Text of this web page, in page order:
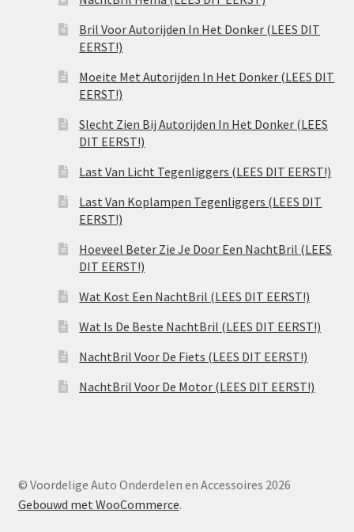
Bril Voor Autorijden In Het Donker (LEES DIT
EERST!)
Moeite Met Autorijden In Het Donker (LEES DIT
EERST!)
Slecht Zien Bij Autorijden In Het Donker (LEES
DIT EERST!)
Last Van Licht Tegenliggers (LEES DIT EERST!)
Last Van Koplampen Tegenliggers (LEES DIT
EERST!)
Hoeveel Beter Zie Je Door Een NachtBril (LEES
DIT EERST!)
Wat Kost Een NachtBril (LEES DIT EERST!)
Wat Is De Beste NachtBril (LEES DIT EERST!)
NachtBril Voor De Fiets (LEES DIT EERST!)
NachtBril Voor De Motor (LEES DIT EERST!)
© Voordelige Auto Onderdelen en Accessoires 2026
Gebouwd met WooCommerce.